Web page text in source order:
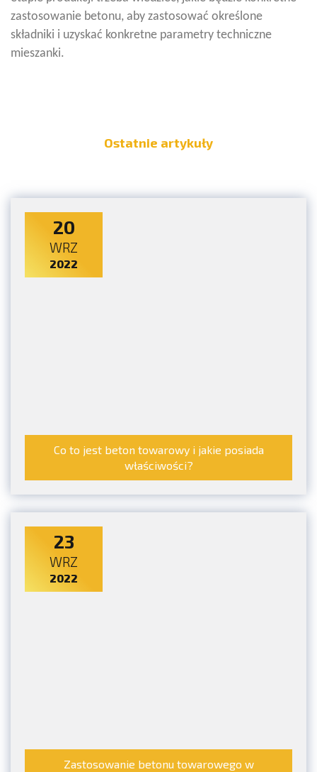
zastosowanie betonu, aby zastosować określone
składniki i uzyskać konkretne parametry techniczne
mieszanki.
Ostatnie artykuły
20
WRZ
2022
Co to jest beton towarowy i jakie posiada
właściwości?
23
WRZ
2022
Zastosowanie betonu towarowego w